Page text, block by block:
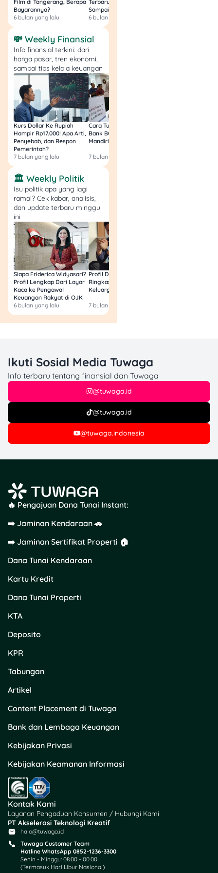
sekali?
Bisa, tapi diskon tambahan
biasanya terbatas.
Film di Tangerang, Berapa
Bayarannya?
6 bulan yang lalu
Terbaru 2026, Siap Ngakak
Sampai Sakit Perut!
6 bulan yang lalu
💸 Weekly Finansial
Info finansial terkini: dari
harga pasar, tren ekonomi,
sampai tips kelola keuangan
Kurs Dollar Ke Rupiah
Hampir Rp17.000! Apa Arti,
Penyebab, dan Respon
Pemerintah?
7 bulan yang lalu
Cara Tukar Uang Baru di
Bank BCA (Umum, BNI,
Mandiri, BRI, dan BSI) 2026!
7 bulan yang lalu
🏛️ Weekly Politik
Isu politik apa yang lagi
ramai? Cek kabar, analisis,
dan update terbaru minggu
ini
Siapa Friderica Widyasari?
Profil Lengkap Dari Layar
Kaca ke Pengawal
Keuangan Rakyat di OJK
6 bulan yang lalu
Profil Darma Mangkuluhur:
Ringkas Latar Belakang
Keluarga dan Bisnisnya
7 bulan yang lalu
Ikuti Sosial Media Tuwaga
Info terbaru tentang finansial dan Tuwaga
@tuwaga.id
@tuwaga.id
@tuwaga.indonesia
🔥 Pengajuan Dana Tunai Instant:
➡️ Jaminan Kendaraan 🚗
➡️ Jaminan Sertifikat Properti 🏠
Dana Tunai Kendaraan
Kartu Kredit
Dana Tunai Properti
KTA
Deposito
KPR
Tabungan
Artikel
Content Placement di Tuwaga
Bank dan Lembaga Keuangan
Kebijakan Privasi
Kebijakan Keamanan Informasi
Kontak Kami
Layanan Pengaduan Konsumen / Hubungi Kami
PT Akselerasi Teknologi Kreatif
halo@tuwaga.id
Tuwaga Customer Team
Hotline WhatsApp 0852-1236-3300
Senin - Minggu: 08.00 - 00.00
(Termasuk Hari Libur Nasional)